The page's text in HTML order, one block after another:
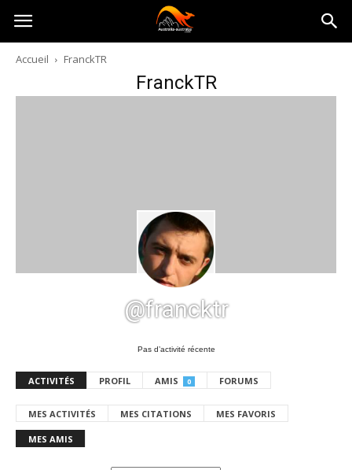
Australia-
australie.com
Accueil FranckTR
FranckTR
@francktr
Pas d’activité récente
ACTIVITÉS PROFIL AMIS 0 FORUMS
MES ACTIVITÉS MES CITATIONS MES FAVORIS
MES AMIS